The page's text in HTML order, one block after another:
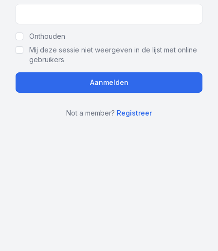
Onthouden
Mij deze sessie niet weergeven in de lijst met online
gebruikers
Not a member? Registreer